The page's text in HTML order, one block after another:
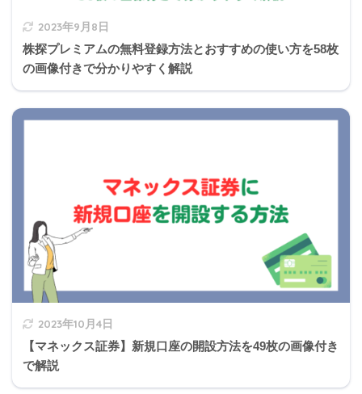
短縮される返済期間の計算
2023年9月8日
株探プレミアムの無料登録方法とおすすめの使い方を58枚
の画像付きで分かりやすく解説
2023年10月4日
【マネックス証券】新規口座の開設方法を49枚の画像付き
で解説